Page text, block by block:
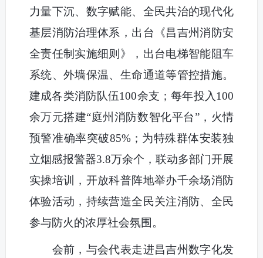
力量下沉、数字赋能、全民共治的现代化
基层消防治理体系，出台《昌吉州消防安
全责任制实施细则》，出台电梯智能阻车
系统、外墙保温、生命通道等管控措施。
建成各类消防队伍100余支；每年投入100
余万元搭建“庭州消防数智化平台”，火情
预警准确率突破85%；为特殊群体安装独
立烟感报警器3.8万余个，联动多部门开展
实操培训，开放科普阵地举办千余场消防
体验活动，持续营造全民关注消防、全民
参与防火的浓厚社会氛围。
会前，与会代表走进昌吉州数字化发